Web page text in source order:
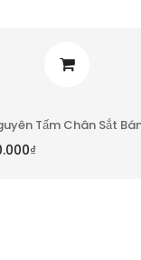
Tấm Chân Sắt
₫